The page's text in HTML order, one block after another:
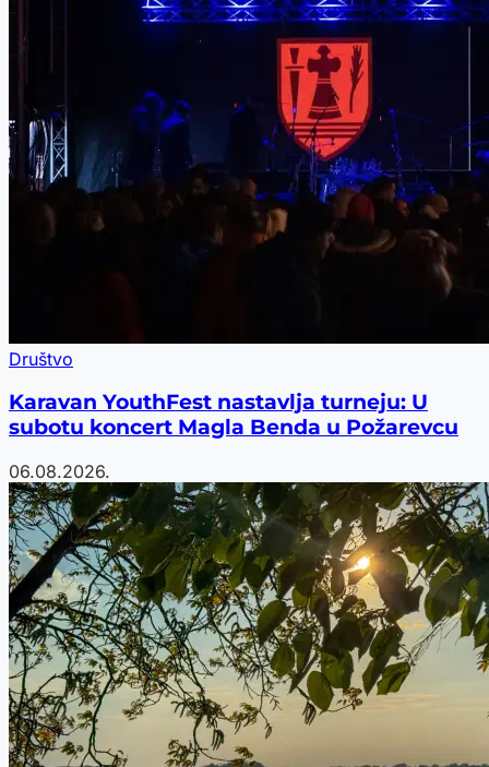
Društvo
Karavan YouthFest nastavlja turneju: U
subotu koncert Magla Benda u Požarevcu
06.08.2026.